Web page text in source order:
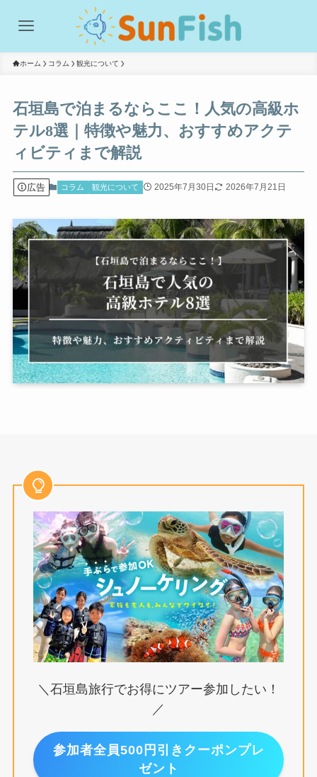
ホーム コラム 観光について
石垣島で泊まるならここ！人気の高級ホ
テル8選｜特徴や魅力、おすすめアクテ
ィビティまで解説
広告 コラム 観光について 2025年7月30日 2026年7月21日
＼石垣島旅行でお得にツアー参加したい！
／
参加者全員500円引きクーポンプレ
ゼント